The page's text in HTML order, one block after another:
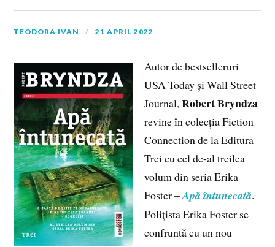
TEODORA IVAN 21 APRIL 2022
Autor de bestselleruri
USA Today și Wall Street
Journal,Robert Bryndza
revine în colecția Fiction
Connection de la Editura
Trei cu cel de-al treilea
volum din seria Erika
Foster –Apă întunecată.
Polițista Erika Foster se
confruntă cu un nou